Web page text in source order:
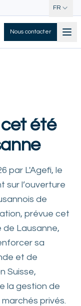
FR
Nous contacter
été
par L'Agefi, le
sur l’ouverture
de
prévue cet
Lausanne,
sa
et de
Suisse,
la gestion de
privés.